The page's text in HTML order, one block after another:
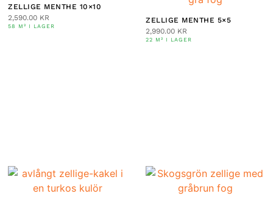
ZELLIGE MENTHE 10×10
2,590.00 KR
58 M² I LAGER
ZELLIGE MENTHE 5×5
2,990.00 KR
22 M² I LAGER